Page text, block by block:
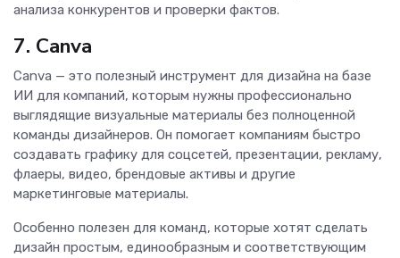
анализа конкурентов и проверки фактов.
7. Canva
Canva — это полезный инструмент для дизайна на базе
ИИ для компаний, которым нужны профессионально
выглядящие визуальные материалы без полноценной
команды дизайнеров. Он помогает компаниям быстро
создавать графику для соцсетей, презентации, рекламу,
флаеры, видео, брендовые активы и другие
маркетинговые материалы.
Особенно полезен для команд, которые хотят сделать
дизайн простым, единообразным и соответствующим